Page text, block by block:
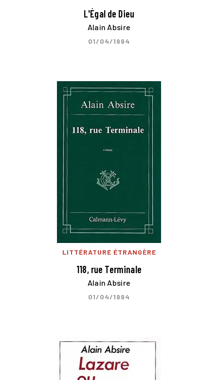
L'Égal de Dieu
Alain Absire
01/04/1994
LITTÉRATURE ÉTRANGÈRE
118, rue Terminale
Alain Absire
01/04/1994